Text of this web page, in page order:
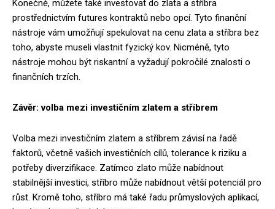
Konečně, můžete také investovat do zlata a stříbra
prostřednictvím futures kontraktů nebo opcí. Tyto finanční
nástroje vám umožňují spekulovat na cenu zlata a stříbra bez
toho, abyste museli vlastnit fyzický kov. Nicméně, tyto
nástroje mohou být riskantní a vyžadují pokročilé znalosti o
finančních trzích.
Závěr: volba mezi investičním zlatem a stříbrem
Volba mezi investičním zlatem a stříbrem závisí na řadě
faktorů, včetně vašich investičních cílů, tolerance k riziku a
potřeby diverzifikace. Zatímco zlato může nabídnout
stabilnější investici, stříbro může nabídnout větší potenciál pro
růst. Kromě toho, stříbro má také řadu průmyslových aplikací,